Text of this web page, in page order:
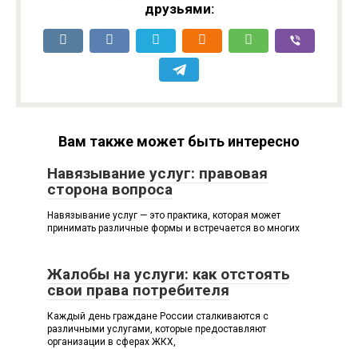
друзьями:
Вам также может быть интересно
Навязывание услуг: правовая
сторона вопроса
Навязывание услуг — это практика, которая может
принимать различные формы и встречается во многих
Жалобы на услуги: как отстоять
свои права потребителя
Каждый день граждане России сталкиваются с
различными услугами, которые предоставляют
организации в сферах ЖКХ,